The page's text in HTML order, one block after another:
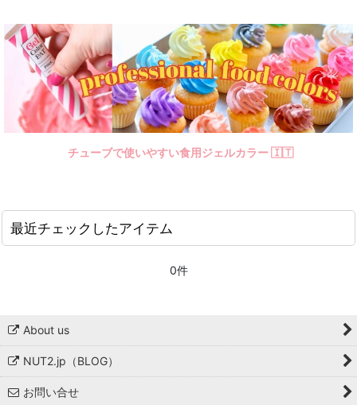
チューブで使いやすい食用ジェルカラー 🇮🇹
最近チェックしたアイテム
0件
About us
NUT2.jp（BLOG）
お問い合せ